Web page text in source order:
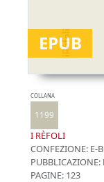
EPUB
COLLANA
1199
I RÈFOLI
CONFEZIONE: E-
PUBBLICAZIONE:
PAGINE: 123